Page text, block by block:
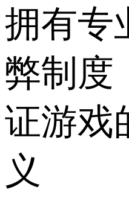
拥有专
弊制度
证游戏
义